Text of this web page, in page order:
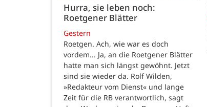
Hurra, sie leben noch:
Roetgener Blätter
Gestern
Roetgen. Ach, wie war es doch
vordem... Ja, an die Roetgener Blätter
hatte man sich längst gewöhnt. Jetzt
sind sie wieder da. Rolf Wilden,
»Redakteur vom Dienst« und lange
Zeit für die RB verantwortlich, sagt